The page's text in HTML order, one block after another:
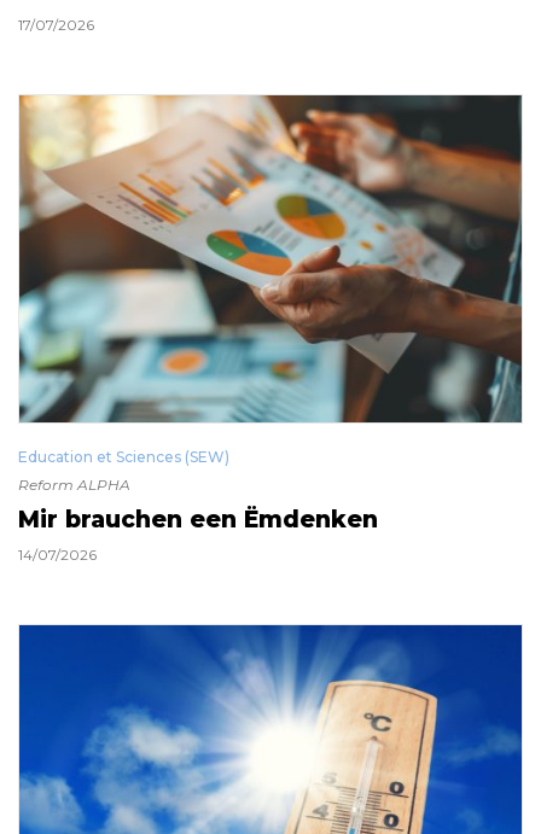
17/07/2026
Education et Sciences (SEW)
Reform ALPHA
Mir brauchen een Ëmdenken
14/07/2026